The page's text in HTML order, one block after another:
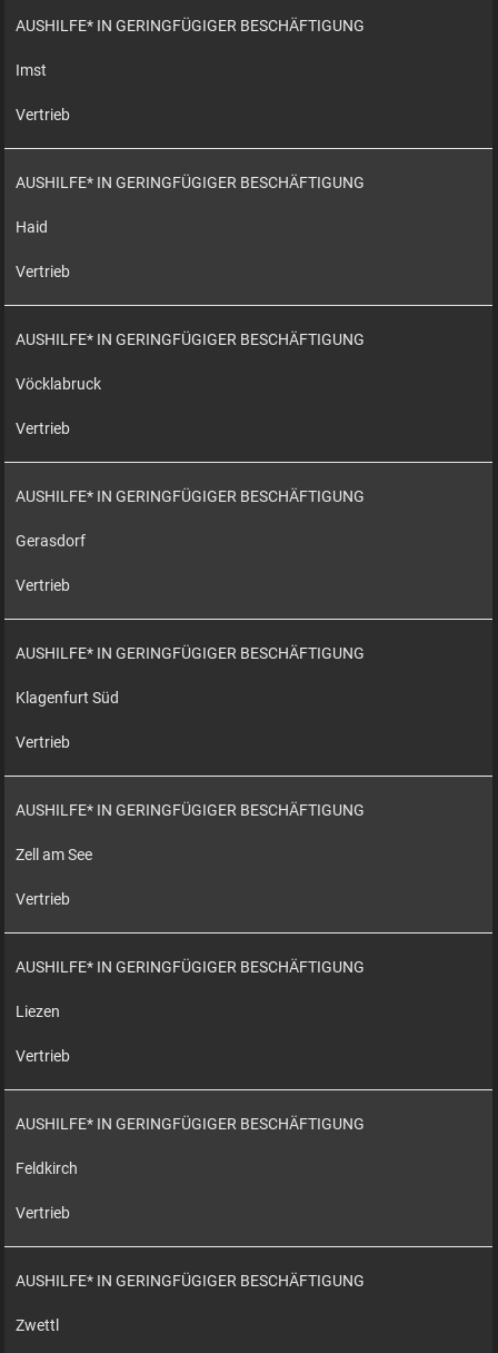
AUSHILFE* IN GERINGFÜGIGER BESCHÄFTIGUNG
Imst
Vertrieb
AUSHILFE* IN GERINGFÜGIGER BESCHÄFTIGUNG
Haid
Vertrieb
AUSHILFE* IN GERINGFÜGIGER BESCHÄFTIGUNG
Vöcklabruck
Vertrieb
AUSHILFE* IN GERINGFÜGIGER BESCHÄFTIGUNG
Gerasdorf
Vertrieb
AUSHILFE* IN GERINGFÜGIGER BESCHÄFTIGUNG
Klagenfurt Süd
Vertrieb
AUSHILFE* IN GERINGFÜGIGER BESCHÄFTIGUNG
Zell am See
Vertrieb
AUSHILFE* IN GERINGFÜGIGER BESCHÄFTIGUNG
Liezen
Vertrieb
AUSHILFE* IN GERINGFÜGIGER BESCHÄFTIGUNG
Feldkirch
Vertrieb
AUSHILFE* IN GERINGFÜGIGER BESCHÄFTIGUNG
Zwettl